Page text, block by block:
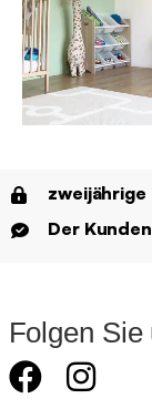
Der
Folgen Sie